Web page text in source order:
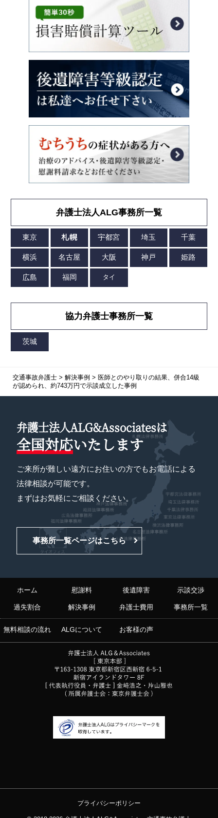
弁護士法人ALG事務所一覧
協力弁護士事務所一覧
交通事故弁護士> 解決事例 > 医師とのやり取りの結果、併合14級
が認められ、約743万円で示談成立した事例
弁護士法人ALG&Associatesは
全国対応いたします
ご来所が難しい遠方にお住いの方でもお電話による
法律相談が可能です。
まずはお気軽にご相談ください。
事務所一覧ページはこちら
ホーム 慰謝料 後遺障害 示談交渉
過失割合 解決事例 弁護士費用 事務所一覧
無料相談の流れ ALGについて お客様の声
プライバシーポリシー